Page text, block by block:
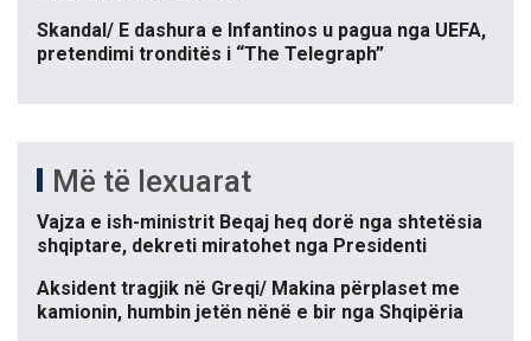
Skandal/ E dashura e Infantinos u pagua nga UEFA,
pretendimi tronditës i “The Telegraph”
Më të lexuarat
Vajza e ish-ministrit Beqaj heq dorë nga shtetësia
shqiptare, dekreti miratohet nga Presidenti
Aksident tragjik në Greqi/ Makina përplaset me
kamionin, humbin jetën nënë e bir nga Shqipëria